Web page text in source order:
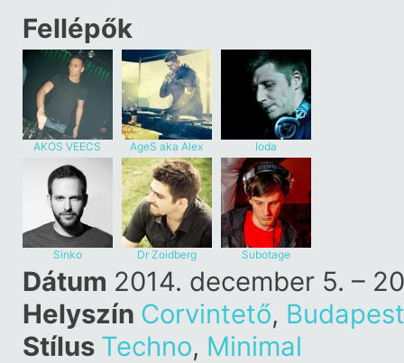
Fellépők
AKOS VEECS
AgeS aka Alex
Stone
Ioda
Sinko Dr Zoidberg Subotage
Dátum 2014. december 5. –
Helyszín Corvintető, Budapest
Stílus Techno, Minimal